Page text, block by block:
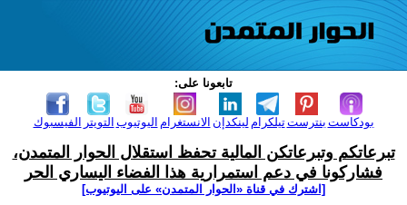
تابعونا على:
الفيسبوك التويتر اليوتيوب الانستغرام لينكدإن تيلكرامبنترست بودكاست
تبرعاتكم وتبرعاتكن المالية تحفظ استقلال الحوار المتمدن،
فشاركونا في دعم استمرارية هذا الفضاء اليساري الحر
[اشترك في قناة ‫«الحوار المتمدن» على اليوتيوب]